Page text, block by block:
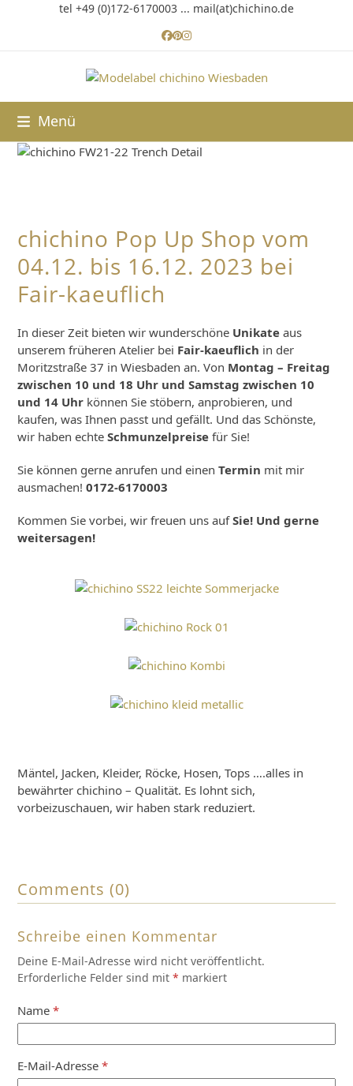
tel +49 (0)172-6170003 ... mail(at)chichino.de
Facebook
Pinterest
Instagram
Menü
chichino Pop Up Shop vom
04.12. bis 16.12. 2023 bei
Fair-kaeuflich
In dieser Zeit bieten wir wunderschöne Unikate aus
unserem früheren Atelier bei Fair-kaeuflich in der
Moritzstraße 37 in Wiesbaden an. Von Montag – Freitag
zwischen 10 und 18 Uhr und Samstag zwischen 10
und 14 Uhr können Sie stöbern, anprobieren, und
kaufen, was Ihnen passt und gefällt. Und das Schönste,
wir haben echteSchmunzelpreise für Sie!
Sie können gerne anrufen und einenTermin mit mir
ausmachen!0172-6170003
Kommen Sie vorbei, wir freuen uns aufSie! Und gerne
weitersagen!
Mäntel, Jacken, Kleider, Röcke, Hosen, Tops ….alles in
bewährter chichino – Qualität. Es lohnt sich,
vorbeizuschauen, wir haben stark reduziert.
Comments (0)
Schreibe einen Kommentar
Deine E-Mail-Adresse wird nicht veröffentlicht.
Erforderliche Felder sind mit* markiert
Name*
E-Mail-Adresse*